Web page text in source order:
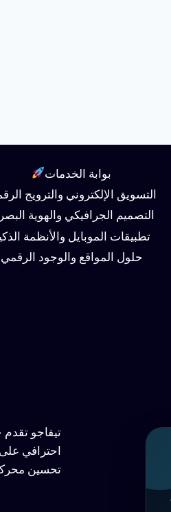
بوابة الخدمات
التسويق الإلكتروني والترويج
التصميم الجرافيكي والهوية
تطبيقات الموبايل والأنظمة
حلول المواقع والوجود الرقمي
تيفاجو
احترافي
تحسين